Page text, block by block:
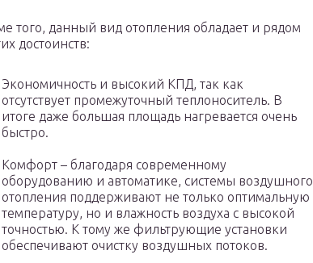
того, данный вид отопления обладает и рядом
достоинств:
Экономичность и высокий КПД, так как
отсутствует промежуточный теплоноситель. В
итоге даже большая площадь нагревается очень
быстро.
Комфорт – благодаря современному
оборудованию и автоматике, системы воздушного
отопления поддерживают не только оптимальную
температуру, но и влажность воздуха с высокой
точностью. К тому же фильтрующие установки
обеспечивают очистку воздушных потоков.